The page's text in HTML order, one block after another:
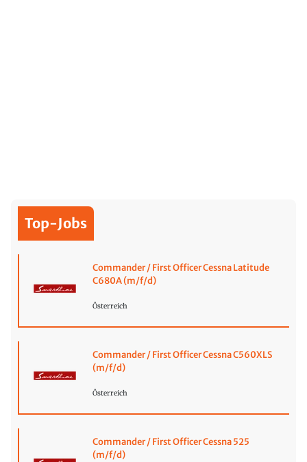
Top-Jobs
Commander / First Officer Cessna Latitude
C680A (m/f/d)
Österreich
Commander / First Officer Cessna C560XLS
(m/f/d)
Österreich
Commander / First Officer Cessna 525
(m/f/d)